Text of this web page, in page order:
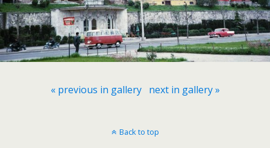
« previous in gallery next in gallery »
Back to top